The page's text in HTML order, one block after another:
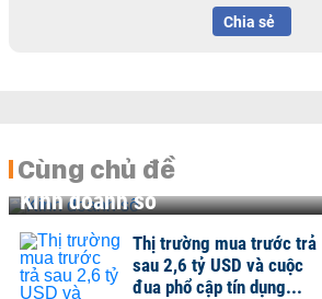
Chia sẻ
Cùng chủ đề
Kinh doanh số
Thị trường mua trước trả
sau 2,6 tỷ USD và cuộc
đua phổ cập tín dụng...